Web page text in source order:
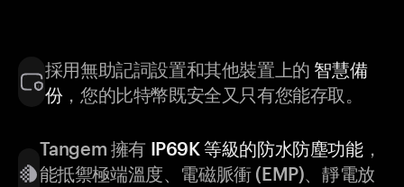
採用無助記詞設置和其他裝置上的 智慧備
份，您的比特幣既安全又只有您能存取。
Tangem 擁有 IP69K 等級的防水防塵功能，
能抵禦極端溫度、電磁脈衝 (EMP)、靜電放